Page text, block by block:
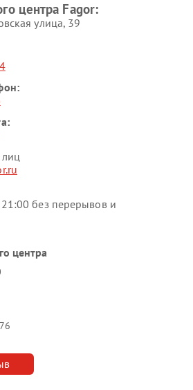
центра Fagor:
улица, 39
без перерывов и
центра